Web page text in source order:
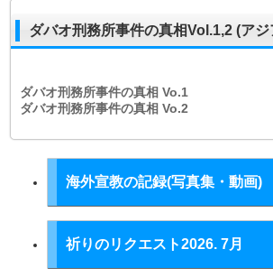
ダバオ刑務所事件の真相Vol.1,2 (アジ
ダバオ刑務所事件の真相Vo.1
ダバオ刑務所事件の真相Vo.2
海外宣教の記録(写真集・動画)
祈りのリクエスト2026. 7月